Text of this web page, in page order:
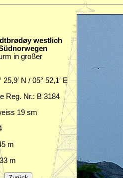
westlich
in großer
N / 05° 52,1′ E
Reg. Nr.: B 3184
19 sm
m
m